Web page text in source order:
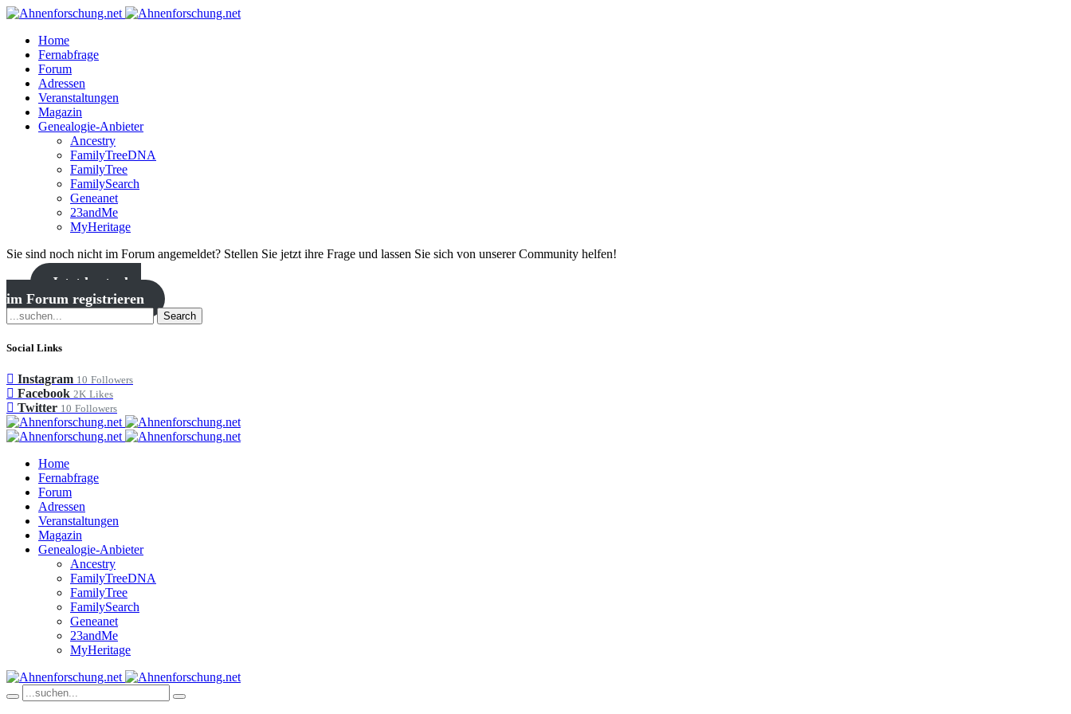
Home
Fernabfrage
Forum
Adressen
Veranstaltungen
Magazin
Genealogie-Anbieter
Ancestry
FamilyTreeDNA
FamilyTree
FamilySearch
Geneanet
23andMe
MyHeritage
Sie sind noch nicht im Forum angemeldet? Stellen Sie jetzt ihre Frage und lassen Sie sich von unserer Community helfen!
Jetzt kostenlos
im Forum registrieren
Search
Social Links
Instagram 10 Followers
Facebook 2K Likes
Twitter 10 Followers
Home
Fernabfrage
Forum
Adressen
Veranstaltungen
Magazin
Genealogie-Anbieter
Ancestry
FamilyTreeDNA
FamilyTree
FamilySearch
Geneanet
23andMe
MyHeritage